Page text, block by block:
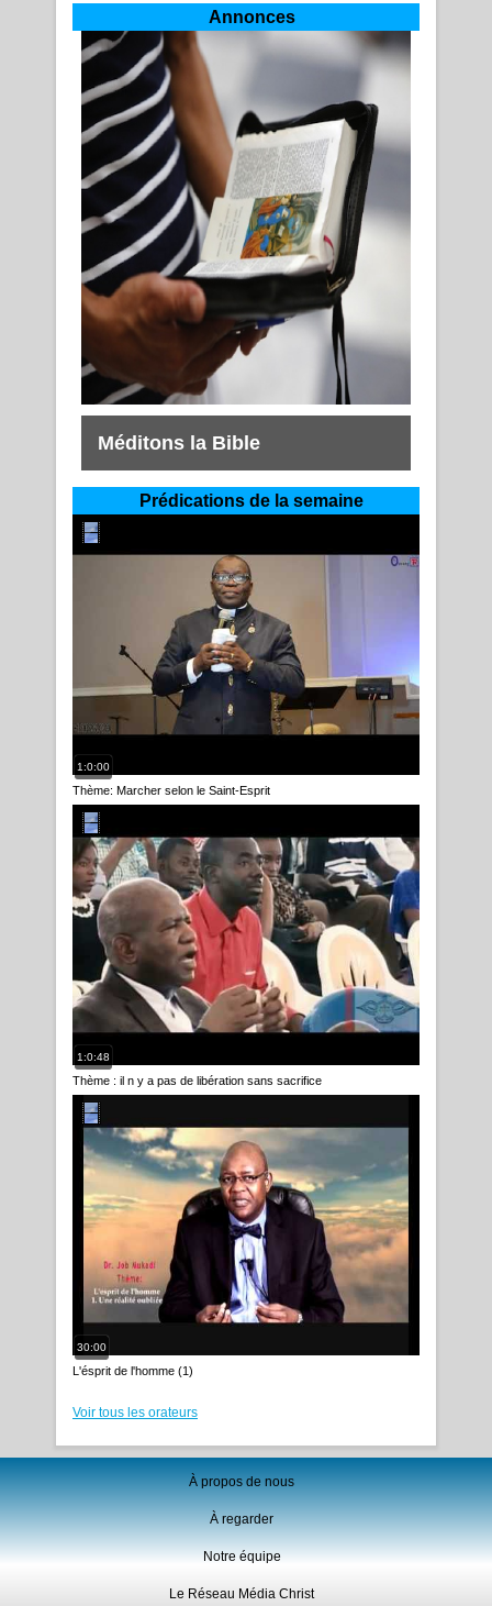
Annonces
Méditons la Bible
Prédications de la semaine
1:0:00
Thème: Marcher selon le Saint-Esprit
1:0:48
Thème : il n y a pas de libération sans sacrifice
30:00
L'ésprit de l'homme (1)
Voir tous les orateurs
À propos de nous
À regarder
Notre équipe
Le Réseau Média Christ